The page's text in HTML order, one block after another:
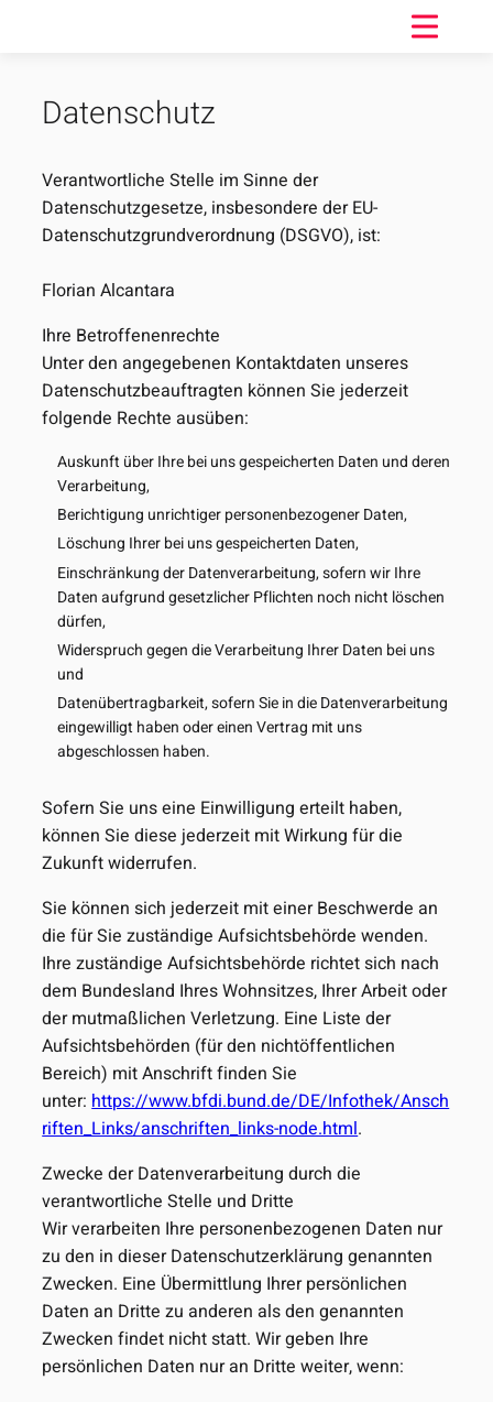
Datenschutz
Verantwortliche Stelle im Sinne der
Datenschutzgesetze, insbesondere der EU-
Datenschutzgrundverordnung (DSGVO), ist:
Florian Alcantara
Ihre Betroffenenrechte
Unter den angegebenen Kontaktdaten unseres
Datenschutzbeauftragten können Sie jederzeit
folgende Rechte ausüben:
Auskunft über Ihre bei uns gespeicherten Daten und deren
Verarbeitung,
Berichtigung unrichtiger personenbezogener Daten,
Löschung Ihrer bei uns gespeicherten Daten,
Einschränkung der Datenverarbeitung, sofern wir Ihre
Daten aufgrund gesetzlicher Pflichten noch nicht löschen
dürfen,
Widerspruch gegen die Verarbeitung Ihrer Daten bei uns
und
Datenübertragbarkeit, sofern Sie in die Datenverarbeitung
eingewilligt haben oder einen Vertrag mit uns
abgeschlossen haben.
Sofern Sie uns eine Einwilligung erteilt haben,
können Sie diese jederzeit mit Wirkung für die
Zukunft widerrufen.
Sie können sich jederzeit mit einer Beschwerde an
die für Sie zuständige Aufsichtsbehörde wenden.
Ihre zuständige Aufsichtsbehörde richtet sich nach
dem Bundesland Ihres Wohnsitzes, Ihrer Arbeit oder
der mutmaßlichen Verletzung. Eine Liste der
Aufsichtsbehörden (für den nichtöffentlichen
Bereich) mit Anschrift finden Sie
unter:https://www.bfdi.bund.de/DE/Infothek/Ansch
riften_Links/anschriften_links-node.html.
Zwecke der Datenverarbeitung durch die
verantwortliche Stelle und Dritte
Wir verarbeiten Ihre personenbezogenen Daten nur
zu den in dieser Datenschutzerklärung genannten
Zwecken. Eine Übermittlung Ihrer persönlichen
Daten an Dritte zu anderen als den genannten
Zwecken findet nicht statt. Wir geben Ihre
persönlichen Daten nur an Dritte weiter, wenn: